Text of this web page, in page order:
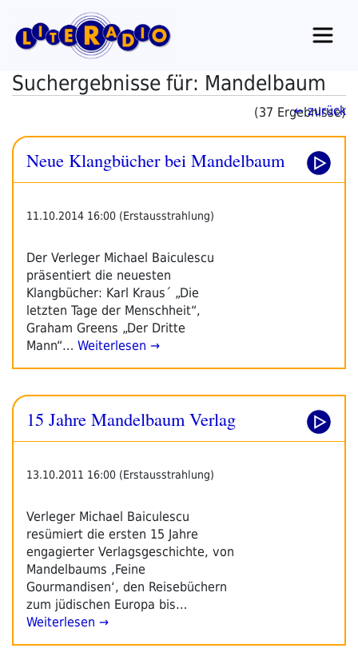
Inhalt
springen
Suchergebnisse für: Mandelbaum
(37 Ergebnisse)
← zurück
Neue Klangbücher bei Mandelbaum
11.10.2014 16:00 (Erstausstrahlung)
Der Verleger Michael Baiculescu
präsentiert die neuesten
Klangbücher: Karl Kraus´ „Die
letzten Tage der Menschheit“,
Graham Greens „Der Dritte
Mann“… Weiterlesen →
15 Jahre Mandelbaum Verlag
13.10.2011 16:00 (Erstausstrahlung)
Verleger Michael Baiculescu
resümiert die ersten 15 Jahre
engagierter Verlagsgeschichte, von
Mandelbaums ‚Feine
Gourmandisen‘, den Reisebüchern
zum jüdischen Europa bis…
Weiterlesen →